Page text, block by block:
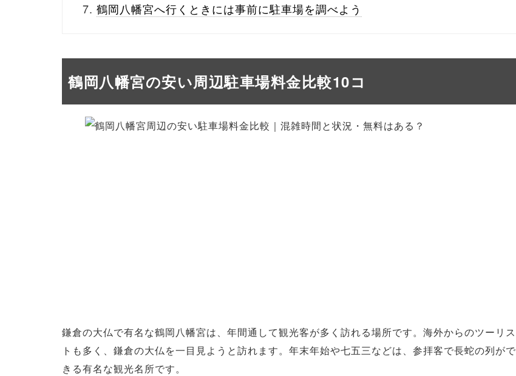
鶴岡八幡宮へ行くときには事前に駐車場を調べよう
鶴岡八幡宮の安い周辺駐車場料金比較10コ
鎌倉の大仏で有名な鶴岡八幡宮は、年間通して観光客が多く訪れる場所です。海外からのツーリス
トも多く、鎌倉の大仏を一目見ようと訪れます。年末年始や七五三などは、参拝客で長蛇の列がで
きる有名な観光名所です。